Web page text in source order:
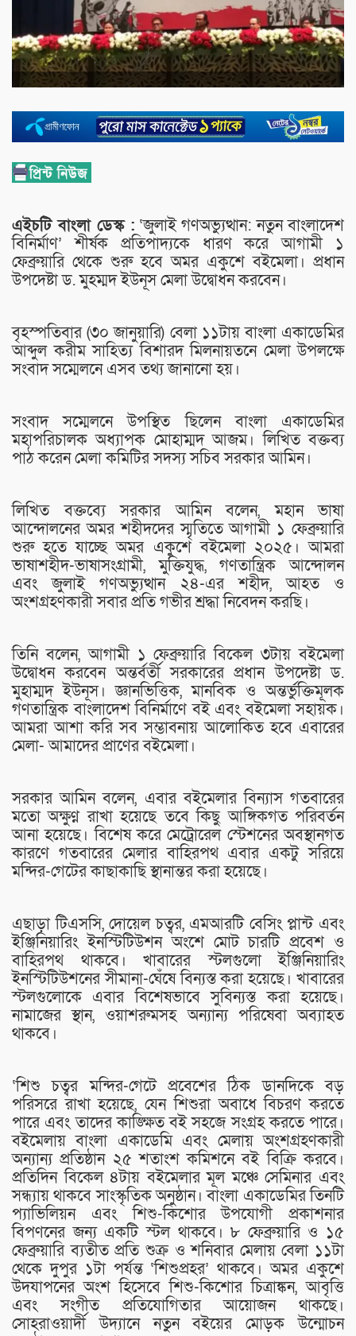
এইচটি বাংলা ডেস্ক : ‘জুলাই গণঅভ্যুত্থান: নতুন বাংলাদেশ
বিনির্মাণ’ শীর্ষক প্রতিপাদ্যকে ধারণ করে আগামী ১
ফেব্রুয়ারি থেকে শুরু হবে অমর একুশে বইমেলা। প্রধান
উপদেষ্টা ড. মুহম্মদ ইউনূস মেলা উদ্বোধন করবেন।
বৃহস্পতিবার (৩০ জানুয়ারি) বেলা ১১টায় বাংলা একাডেমির
আব্দুল করীম সাহিত্য বিশারদ মিলনায়তনে মেলা উপলক্ষে
সংবাদ সম্মেলনে এসব তথ্য জানানো হয়।
সংবাদ সম্মেলনে উপস্থিত ছিলেন বাংলা একাডেমির
মহাপরিচালক অধ্যাপক মোহাম্মদ আজম। লিখিত বক্তব্য
পাঠ করেন মেলা কমিটির সদস্য সচিব সরকার আমিন।
লিখিত বক্তব্যে সরকার আমিন বলেন, মহান ভাষা
আন্দোলনের অমর শহীদদের স্মৃতিতে আগামী ১ ফেব্রুয়ারি
শুরু হতে যাচ্ছে অমর একুশে বইমেলা ২০২৫। আমরা
ভাষাশহীদ-ভাষাসংগ্রামী, মুক্তিযুদ্ধ, গণতান্ত্রিক আন্দোলন
এবং জুলাই গণঅভ্যুত্থান ২৪-এর শহীদ, আহত ও
অংশগ্রহণকারী সবার প্রতি গভীর শ্রদ্ধা নিবেদন করছি।
তিনি বলেন, আগামী ১ ফেব্রুয়ারি বিকেল ৩টায় বইমেলা
উদ্বোধন করবেন অন্তর্বর্তী সরকারের প্রধান উপদেষ্টা ড.
মুহাম্মদ ইউনূস। জ্ঞানভিত্তিক, মানবিক ও অন্তর্ভুক্তিমূলক
গণতান্ত্রিক বাংলাদেশ বিনির্মাণে বই এবং বইমেলা সহায়ক।
আমরা আশা করি সব সম্ভাবনায় আলোকিত হবে এবারের
মেলা- আমাদের প্রাণের বইমেলা।
সরকার আমিন বলেন, এবার বইমেলার বিন্যাস গতবারের
মতো অক্ষুণ্ন রাখা হয়েছে তবে কিছু আঙ্গিকগত পরিবর্তন
আনা হয়েছে। বিশেষ করে মেট্রোরেল স্টেশনের অবস্থানগত
কারণে গতবারের মেলার বাহিরপথ এবার একটু সরিয়ে
মন্দির-গেটের কাছাকাছি স্থানান্তর করা হয়েছে।
এছাড়া টিএসসি, দোয়েল চত্বর, এমআরটি বেসিং প্লান্ট এবং
ইঞ্জিনিয়ারিং ইনস্টিটিউশন অংশে মোট চারটি প্রবেশ ও
বাহিরপথ থাকবে। খাবারের স্টলগুলো ইঞ্জিনিয়ারিং
ইনস্টিটিউশনের সীমানা-ঘেঁষে বিন্যস্ত করা হয়েছে। খাবারের
স্টলগুলোকে এবার বিশেষভাবে সুবিন্যস্ত করা হয়েছে।
নামাজের স্থান, ওয়াশরুমসহ অন্যান্য পরিষেবা অব্যাহত
থাকবে।
‘শিশু চত্বর মন্দির-গেটে প্রবেশের ঠিক ডানদিকে বড়
পরিসরে রাখা হয়েছে, যেন শিশুরা অবাধে বিচরণ করতে
পারে এবং তাদের কাঙ্ক্ষিত বই সহজে সংগ্রহ করতে পারে।
বইমেলায় বাংলা একাডেমি এবং মেলায় অংশগ্রহণকারী
অন্যান্য প্রতিষ্ঠান ২৫ শতাংশ কমিশনে বই বিক্রি করবে।
প্রতিদিন বিকেল ৪টায় বইমেলার মূল মঞ্চে সেমিনার এবং
সন্ধ্যায় থাকবে সাংস্কৃতিক অনুষ্ঠান। বাংলা একাডেমির তিনটি
প্যাভিলিয়ন এবং শিশু-কিশোর উপযোগী প্রকাশনার
বিপণনের জন্য একটি স্টল থাকবে। ৮ ফেব্রুয়ারি ও ১৫
ফেব্রুয়ারি ব্যতীত প্রতি শুক্র ও শনিবার মেলায় বেলা ১১টা
থেকে দুপুর ১টা পর্যন্ত ‘শিশুপ্রহর’ থাকবে। অমর একুশে
উদযাপনের অংশ হিসেবে শিশু-কিশোর চিত্রাঙ্কন, আবৃত্তি
এবং সংগীত প্রতিযোগিতার আয়োজন থাকছে।
সোহরাওয়ার্দী উদ্যানে নতুন বইয়ের মোড়ক উন্মোচন